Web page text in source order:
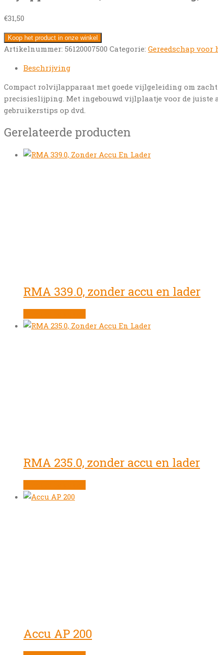
€31,50
Koop het product in onze winkel
Artikelnummer: 56120007500 Categorie: Gereedschap
Beschrijving
Compact rolvijlapparaat met goede vijlgeleiding om
precisieslijping. Met ingebouwd vijlplaatje voor de juiste
gebruikerstips op dvd.
Gerelateerde producten
RMA 339.0, zonder accu en lader
RMA 235.0, zonder accu en lader
Accu AP 200